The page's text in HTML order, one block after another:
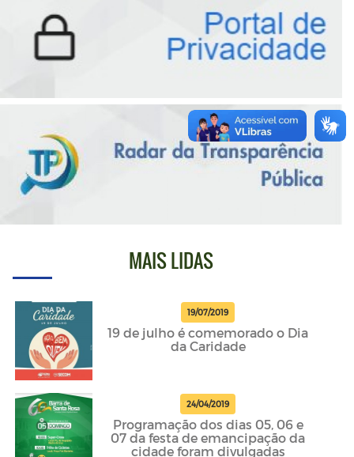
MAIS LIDAS
19/07/2019
19 de julho é comemorado o Dia
da Caridade
24/04/2019
Programação dos dias 05, 06 e
07 da festa de emancipação da
cidade foram divulgadas